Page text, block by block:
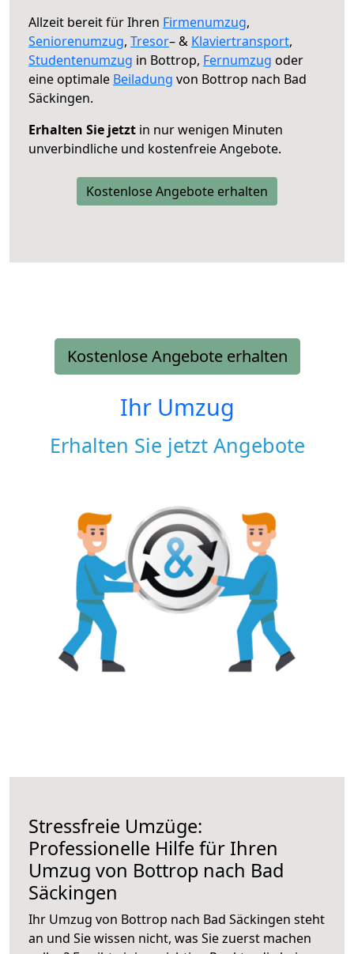
Allzeit bereit für Ihren Firmenumzug,
Seniorenumzug, Tresor– & Klaviertransport,
Studentenumzug in Bottrop, Fernumzug oder
eine optimale Beiladung von Bottrop nach Bad
Säckingen.
Erhalten Sie jetzt in nur wenigen Minuten
unverbindliche und kostenfreie Angebote.
Kostenlose Angebote erhalten
Kostenlose Angebote erhalten
Ihr Umzug
Erhalten Sie jetzt Angebote
Stressfreie Umzüge:
Professionelle Hilfe für Ihren
Umzug von Bottrop nach Bad
Säckingen
Ihr Umzug von Bottrop nach Bad Säckingen steht
an und Sie wissen nicht, was Sie zuerst machen